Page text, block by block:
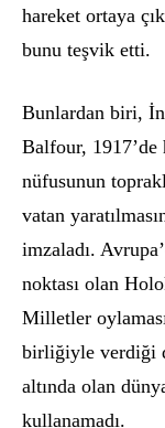
hareket ortaya
bunu teşvik etti.
Bunlardan biri,
Balfour, 1917’de
nüfusunun
vatan
imzaladı.
noktası olan
Milletler
birliğiyle verdiği
altında olan
kullanamadı.